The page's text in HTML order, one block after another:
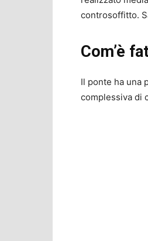
controsoffitto.
Com’è
Il ponte ha una
complessiva di